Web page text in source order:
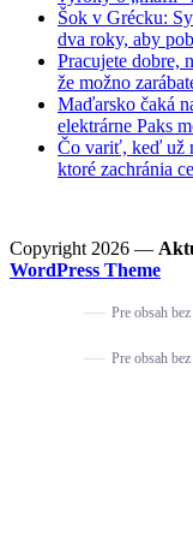
Šok v Grécku:
dva roky, aby
Pracujete dobre,
že možno
Maďarsko čaká
elektrárne Paks
Čo variť, keď už
ktoré zachránia
Copyright 2026 —
WordPress Theme
Pre obsah